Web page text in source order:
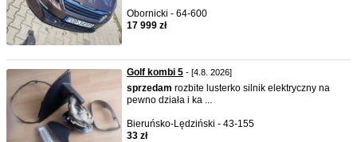
Obornicki - 64-600
17 999 zł
Golf kombi 5 - [4.8. 2026]
sprzedam rozbite lusterko silnik elektryczny na
pewno działa i ka ...
Bieruńsko-Lędziński - 43-155
33 zł